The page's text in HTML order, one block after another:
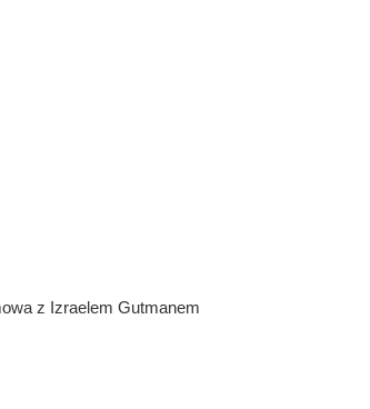
z Izraelem Gutmanem